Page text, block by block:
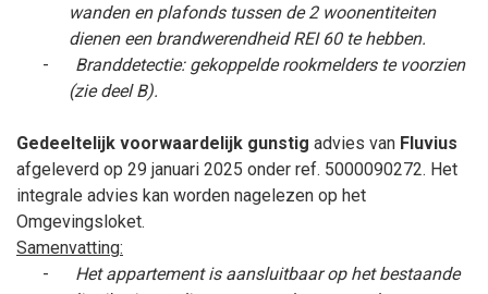
wanden en plafonds tussen de 2 woonentiteiten
dienen een brandwerendheid REI 60 te hebben.
-
Branddetectie: gekoppelde rookmelders te voorzien
(zie deel B).
Gedeeltelijk voorwaardelijk gunstig advies van Fluvius
afgeleverd op 29 januari 2025 onder ref. 5000090272. Het
integrale advies kan worden nagelezen op het
Omgevingsloket.
Samenvatting:
-
Het appartement is aansluitbaar op het bestaande